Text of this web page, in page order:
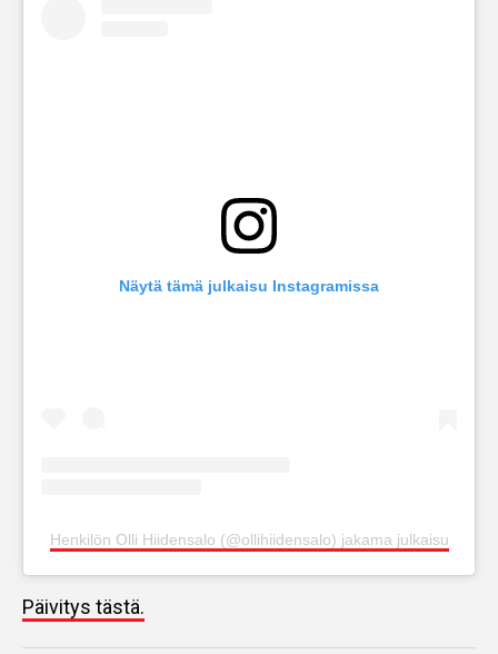
Näytä tämä julkaisu Instagramissa
Henkilön Olli Hiidensalo (@ollihiidensalo) jakama julkaisu
Päivitys tästä.